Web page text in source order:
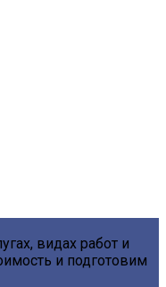
видах работ и
и подготовим